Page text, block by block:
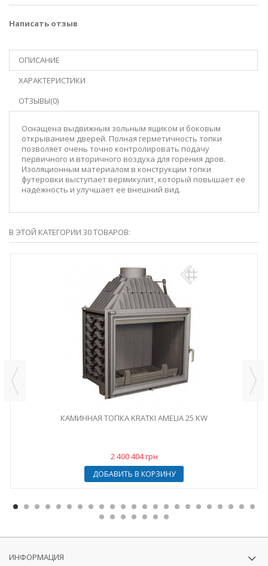
Написать отзыв
ОПИСАНИЕ
ХАРАКТЕРИСТИКИ
ОТЗЫВЫ(0)
Оснащена выдвижным зольным ящиком и боковым
открыванием дверей. Полная герметичность топки
позволяет очень точно контролировать подачу
первичного и вторичного воздуха для горения дров.
Изоляционным материалом в конструкции топки
футеровки выступает вермикулит, который повышает ее
надежность и улучшает ее внешний вид.
В ЭТОЙ КАТЕГОРИИ 30 ТОВАРОВ:
КАМИННАЯ ТОПКА KRATKI AMELIA 25 KW
2 400 404 грн
ДОБАВИТЬ В КОРЗИНУ
ИНФОРМАЦИЯ